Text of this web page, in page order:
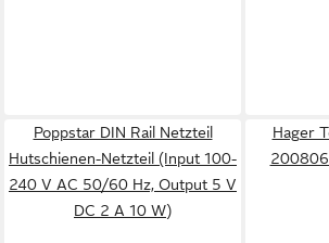
Poppstar DIN Rail Netzteil
Hutschienen-Netzteil (Input 100-
240 V AC 50/60 Hz, Output 5 V
DC 2 A 10 W)
Hager
200806